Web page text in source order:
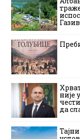
није
да